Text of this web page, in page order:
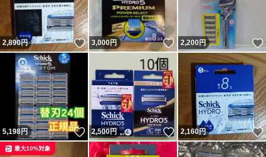
2,890円 いいね！
3,000円 いいね！
2,200円
5,198円 いいね！
2,500円 いいね！
2,160円
最大10%対象